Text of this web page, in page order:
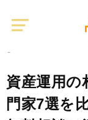
資産運用
資産運用の
門家7選を